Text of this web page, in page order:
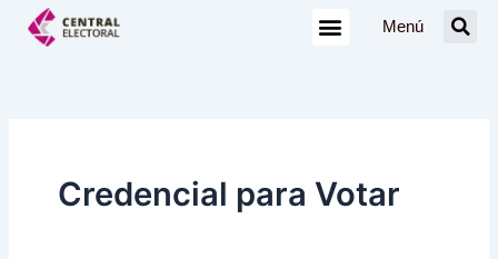
Menú
Credencial para Votar